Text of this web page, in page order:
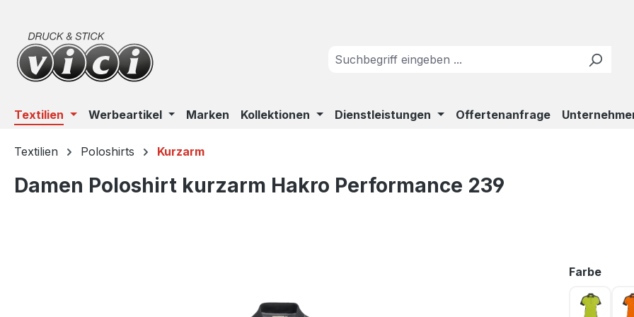
Textilien Werbeartikel Marken Kollektionen Dienstleistungen Offertenanfrage
Textilien Poloshirts Kurzarm
Damen Poloshirt kurzarm Hakro Performance 239
Farbe